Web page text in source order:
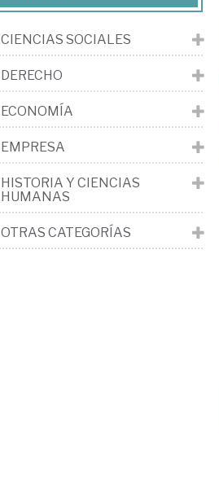
CIENCIAS SOCIALES
DERECHO
ECONOMÍA
EMPRESA
HISTORIA Y CIENCIAS
HUMANAS
OTRAS CATEGORÍAS